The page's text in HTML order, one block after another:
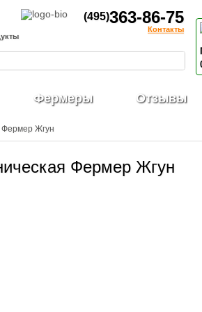
(495)363-86-75
Контакты
Фермеры Отзывы
Фермер Жгун
Фермер Жгун